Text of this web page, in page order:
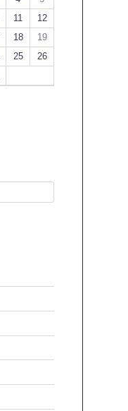
11
12
18
19
25
26